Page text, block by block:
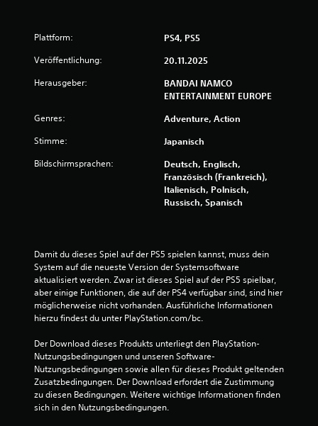
a
1
7
1
e
w
Plattform: PS4, PS5
Veröffentlichung: 20.11.2025
Herausgeber:
BANDAI NAMCO
ENTERTAINMENT EUROPE
Genres: Adventure, Action
Stimme: Japanisch
Bildschirmsprachen:
Deutsch, Englisch,
Französisch (Frankreich),
Italienisch, Polnisch,
Russisch, Spanisch
Damit du dieses Spiel auf der PS5 spielen kannst, muss dein
System auf die neueste Version der Systemsoftware
aktualisiert werden. Zwar ist dieses Spiel auf der PS5 spielbar,
aber einige Funktionen, die auf der PS4 verfügbar sind, sind hier
möglicherweise nicht vorhanden. Ausführliche Informationen
hierzu findest du unter PlayStation.com/bc.
Der Download dieses Produkts unterliegt den PlayStation-
Nutzungsbedingungen und unseren Software-
Nutzungsbedingungen sowie allen für dieses Produkt geltenden
Zusatzbedingungen. Der Download erfordert die Zustimmung
zu diesen Bedingungen. Weitere wichtige Informationen finden
sich in den Nutzungsbedingungen.